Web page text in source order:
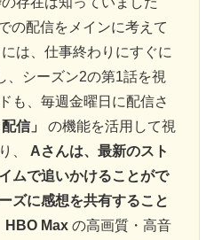
の配信をメインに考えて
は、仕事終わりにすぐに
、シーズン2の第1話を視
も、毎週金曜日に配信さ
信」
の機能を活用して視
、 Aさんは、最新のスト
ムで追いかけることがで
ズに感想を共有すること
HBO Max の高画質・高音